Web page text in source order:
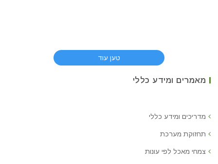
טען עוד
מאמרים ומידע כללי
מדריכים ומידע כללי
תחזוקת מערכת
צמחי מאכל לפי עונות